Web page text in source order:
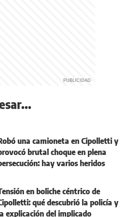
una camioneta en Cipolletti y
brutal choque en plena
hay varios heridos
en boliche céntrico de
qué descubrió la policía y
la explicación del implicado